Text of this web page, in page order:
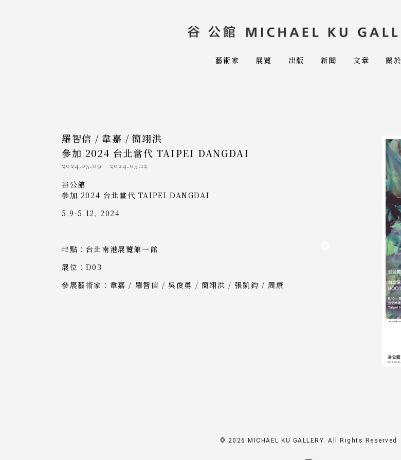
藝術家 展覽 出版 新聞 文章 關於
羅智信 / 韋嘉 / 簡翊洪
參加 2024 台北當代 TAIPEI DANGDAI
2024.05.09 - 2024.05.12
谷公館
參加 2024 台北當代 TAIPEI DANGDAI
5.9-5.12, 2024
地點：台北南港展覽館一館
展位：D03
參展藝術家：韋嘉 / 羅智信 / 吳俊勇 / 簡翊洪 / 張凱鈞 / 周康
© 2026 MICHAEL KU GALLERY. All Rights Reserved